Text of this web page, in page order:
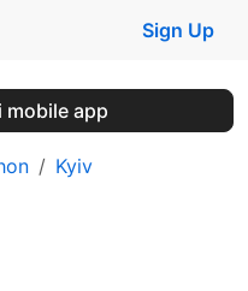
Sign Up
mobile app
Kyiv